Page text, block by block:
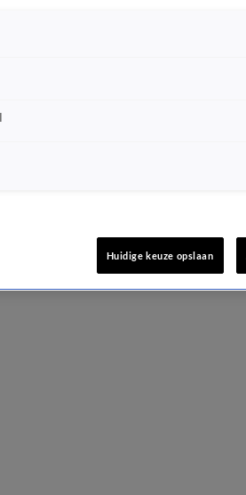
Huidige keuze opslaan